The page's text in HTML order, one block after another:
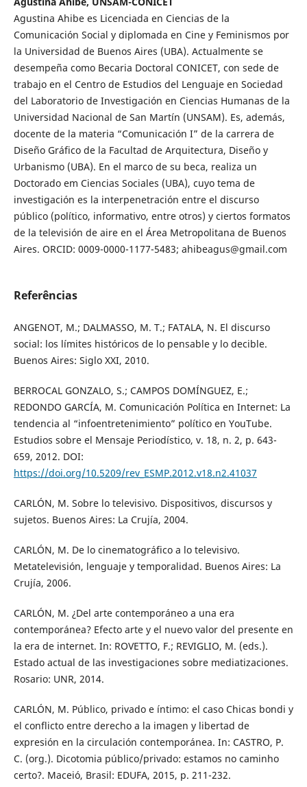
Agustina Ahibe es Licenciada en Ciencias de la
Comunicación Social y diplomada en Cine y Feminismos por
la Universidad de Buenos Aires (UBA). Actualmente se
desempeña como Becaria Doctoral CONICET, con sede de
trabajo en el Centro de Estudios del Lenguaje en Sociedad
del Laboratorio de Investigación en Ciencias Humanas de la
Universidad Nacional de San Martín (UNSAM). Es, además,
docente de la materia “Comunicación I” de la carrera de
Diseño Gráfico de la Facultad de Arquitectura, Diseño y
Urbanismo (UBA). En el marco de su beca, realiza un
Doctorado em Ciencias Sociales (UBA), cuyo tema de
investigación es la interpenetración entre el discurso
público (político, informativo, entre otros) y ciertos formatos
de la televisión de aire en el Área Metropolitana de Buenos
Aires. ORCID: 0009-0000-1177-5483; ahibeagus@gmail.com
Referências
ANGENOT, M.; DALMASSO, M. T.; FATALA, N. El discurso
social: los límites históricos de lo pensable y lo decible.
Buenos Aires: Siglo XXI, 2010.
BERROCAL GONZALO, S.; CAMPOS DOMÍNGUEZ, E.;
REDONDO GARCÍA, M. Comunicación Política en Internet: La
tendencia al “infoentretenimiento” político en YouTube.
Estudios sobre el Mensaje Periodístico, v. 18, n. 2, p. 643-
659, 2012. DOI:
https://doi.org/10.5209/rev_ESMP.2012.v18.n2.41037
CARLÓN, M. Sobre lo televisivo. Dispositivos, discursos y
sujetos. Buenos Aires: La Crujía, 2004.
CARLÓN, M. De lo cinematográfico a lo televisivo.
Metatelevisión, lenguaje y temporalidad. Buenos Aires: La
Crujía, 2006.
CARLÓN, M. ¿Del arte contemporáneo a una era
contemporánea? Efecto arte y el nuevo valor del presente en
la era de internet. In: ROVETTO, F.; REVIGLIO, M. (eds.).
Estado actual de las investigaciones sobre mediatizaciones.
Rosario: UNR, 2014.
CARLÓN, M. Público, privado e íntimo: el caso Chicas bondi y
el conflicto entre derecho a la imagen y libertad de
expresión en la circulación contemporánea. In: CASTRO, P.
C. (org.). Dicotomia público/privado: estamos no caminho
certo?. Maceió, Brasil: EDUFA, 2015, p. 211-232.